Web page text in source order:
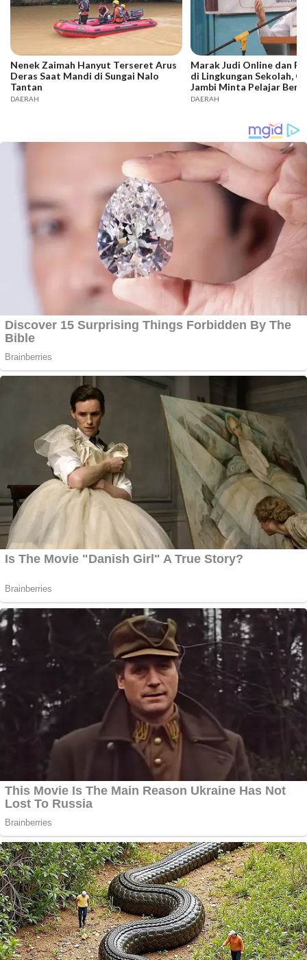
Nenek Zaimah Hanyut Terseret Arus
Deras Saat Mandi di Sungai Nalo
Tantan
DAERAH
Marak Judi Online dan
di Lingkungan Sekolah,
Jambi Minta Pelajar
DAERAH